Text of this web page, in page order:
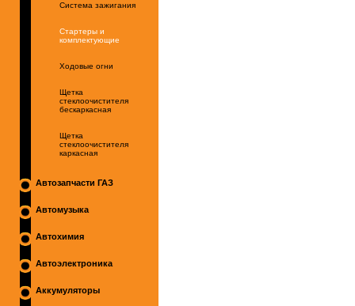
Система зажигания
Стартеры и
комплектующие
Ходовые огни
Щетка
стеклоочистителя
бескаркасная
Щетка
стеклоочистителя
каркасная
Автозапчасти ГАЗ
Автомузыка
Автохимия
Автоэлектроника
Аккумуляторы